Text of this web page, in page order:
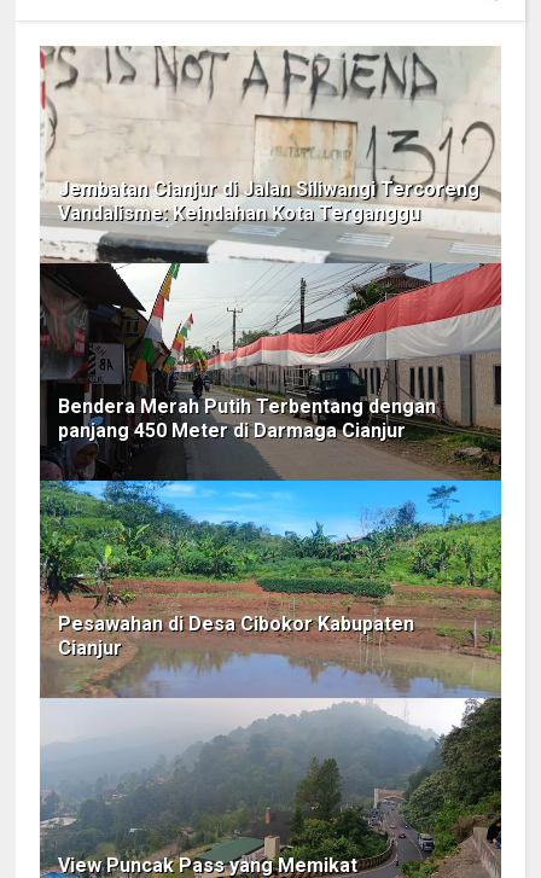
Jembatan Cianjur di Jalan Siliwangi Tercoreng
Vandalisme: Keindahan Kota Terganggu
Bendera Merah Putih Terbentang dengan
panjang 450 Meter di Darmaga Cianjur
Pesawahan di Desa Cibokor Kabupaten
Cianjur
View Puncak Pass yang Memikat